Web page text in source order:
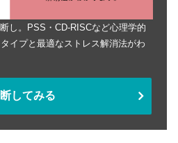
し。PSS・CD-RISCなど心理学的
イプと最適なストレス解消法がわ
してみる